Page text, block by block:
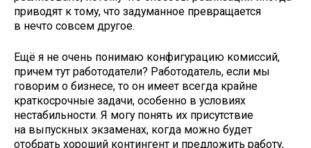
приводят к тому, что задуманное превращается
в нечто совсем другое.
Ещё я не очень понимаю конфигурацию комиссий,
причем тут работодатели? Работодатель, если мы
говорим о бизнесе, то он имеет всегда крайне
краткосрочные задачи, особенно в условиях
нестабильности. Я могу понять их присутствие
на выпускных экзаменах, когда можно будет
отобрать хороший контингент и предложить работу,